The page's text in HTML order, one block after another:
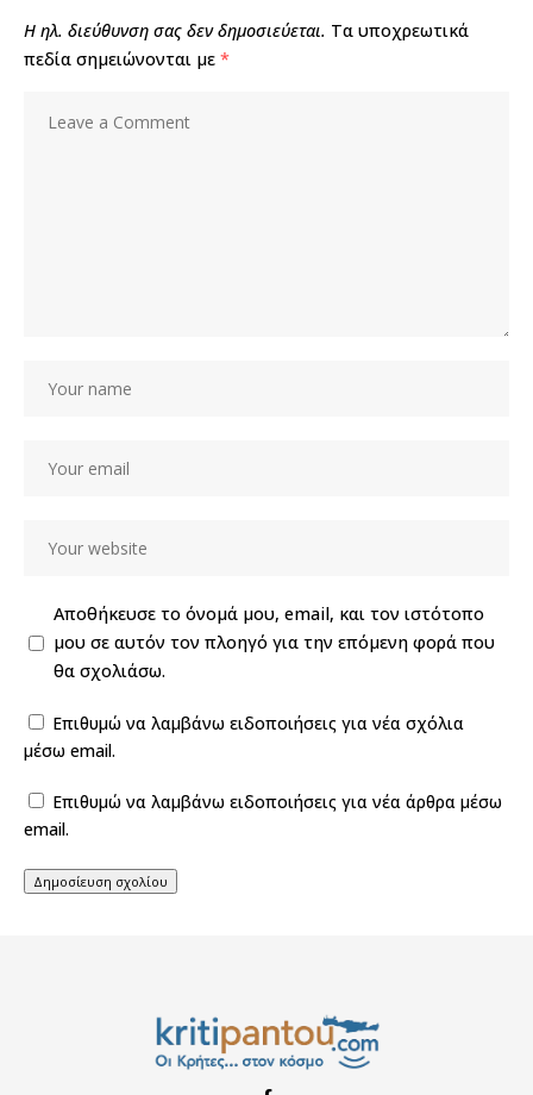
Η ηλ. διεύθυνση σας δεν δημοσιεύεται. Τα υποχρεωτικά
πεδία σημειώνονται με *
Αποθήκευσε το όνομά μου, email, και τον ιστότοπο
μου σε αυτόν τον πλοηγό για την επόμενη φορά που
θα σχολιάσω.
Επιθυμώ να λαμβάνω ειδοποιήσεις για νέα σχόλια
μέσω email.
Επιθυμώ να λαμβάνω ειδοποιήσεις για νέα άρθρα μέσω
email.